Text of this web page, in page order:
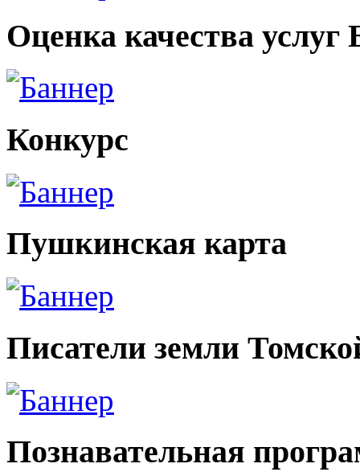
Оценка качества
Конкурс
Пушкинская карта
Писатели земли
Познавательная